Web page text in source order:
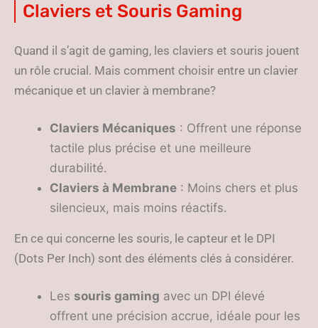
Claviers et Souris Gaming
Quand il s’agit de gaming, les claviers et souris jouent
un rôle crucial. Mais comment choisir entre un clavier
mécanique et un clavier à membrane?
Claviers Mécaniques : Offrent une réponse
tactile plus précise et une meilleure
durabilité.
Claviers à Membrane : Moins chers et plus
silencieux, mais moins réactifs.
En ce qui concerne les souris, le capteur et le DPI
(Dots Per Inch) sont des éléments clés à considérer.
Les souris gaming avec un DPI élevé
offrent une précision accrue, idéale pour les